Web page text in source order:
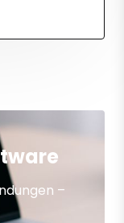
–